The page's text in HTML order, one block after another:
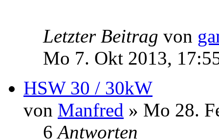
Letzter Beitrag von
Mo 7. Okt 2013,
HSW 30 / 30kW
von Manfred » Mo 28.
6Antworten